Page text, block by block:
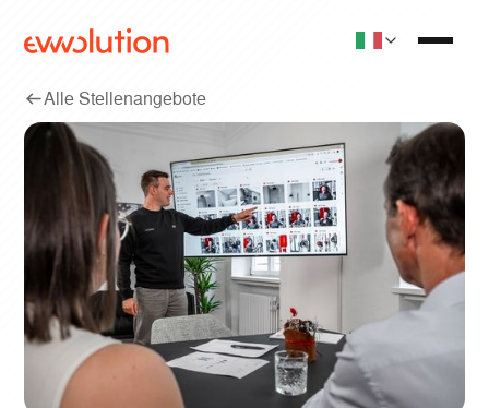
Alle Stellenangebote